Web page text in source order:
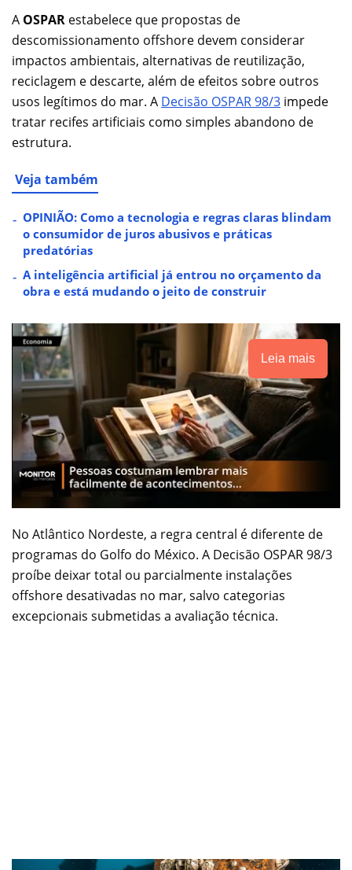
A OSPAR estabelece que propostas de
descomissionamento offshore devem considerar
impactos ambientais, alternativas de reutilização,
reciclagem e descarte, além de efeitos sobre outros
usos legítimos do mar. A Decisão OSPAR 98/3 impede
tratar recifes artificiais como simples abandono de
estrutura.
Veja também
OPINIÃO: Como a tecnologia e regras claras blindam
o consumidor de juros abusivos e práticas
predatórias
A inteligência artificial já entrou no orçamento da
obra e está mudando o jeito de construir
Leia mais
No Atlântico Nordeste, a regra central é diferente de
programas do Golfo do México. A Decisão OSPAR 98/3
proíbe deixar total ou parcialmente instalações
offshore desativadas no mar, salvo categorias
excepcionais submetidas a avaliação técnica.